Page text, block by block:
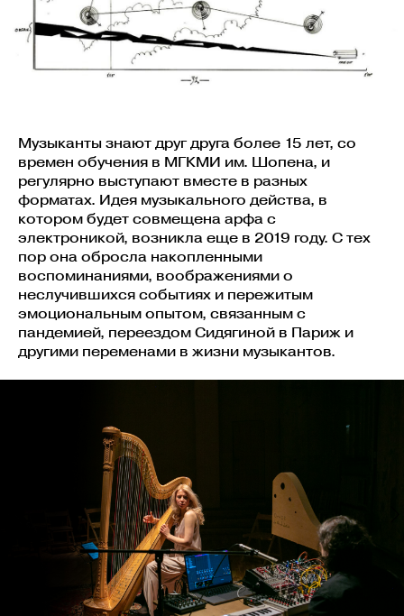
Музыканты знают друг друга более 15 лет, со
времен обучения в МГКМИ им. Шопена, и
регулярно выступают вместе в разных
форматах. Идея музыкального действа, в
котором будет совмещена арфа с
электроникой, возникла еще в 2019 году. С тех
пор она обросла накопленными
воспоминаниями, воображениями о
неслучившихся событиях и пережитым
эмоциональным опытом, связанным с
пандемией, переездом Сидягиной в Париж и
другими переменами в жизни музыкантов.